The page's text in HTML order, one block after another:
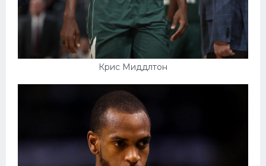
Крис Миддлтон